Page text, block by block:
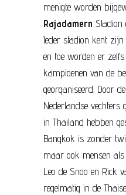
menigte worden
Rajadamern Stadion
Ieder stadion kent
en toe worden er
kampioenen van de
georganiseerd. Door
Nederlandse vechters
in Thailand hebben
Bangkok is zonder
maar ook mensen
Leo de Snoo en Rick
regelmatig in de